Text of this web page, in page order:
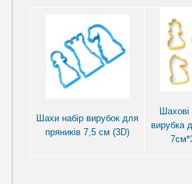
Шахи набір вирубок для
пряників 7,5 см (3D)
Шахові
вирубка